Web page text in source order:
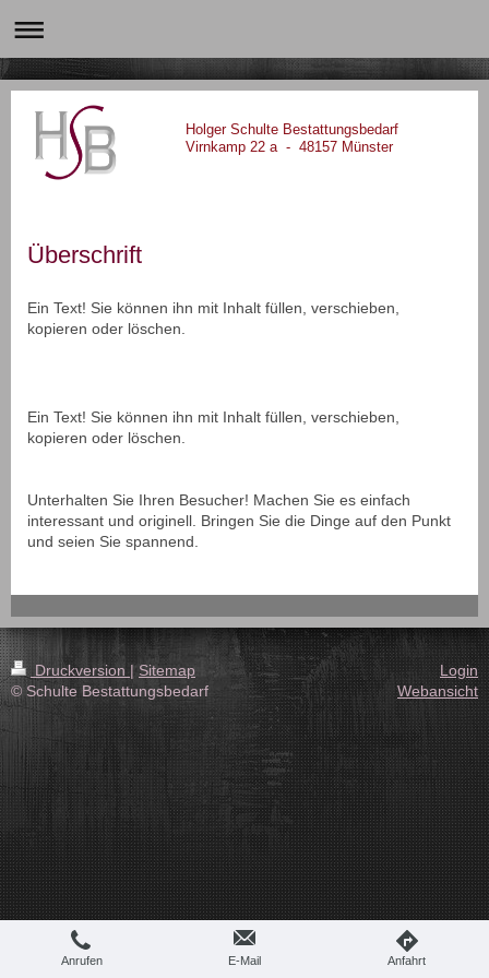
Holger Schulte Bestattungsbedarf
Virnkamp 22 a - 48157 Münster
Überschrift
Ein Text! Sie können ihn mit Inhalt füllen, verschieben,
kopieren oder löschen.
Ein Text! Sie können ihn mit Inhalt füllen, verschieben,
kopieren oder löschen.
Unterhalten Sie Ihren Besucher! Machen Sie es einfach
interessant und originell. Bringen Sie die Dinge auf den Punkt
und seien Sie spannend.
Druckversion | Sitemap
© Schulte Bestattungsbedarf
Login
Webansicht
Anrufen E-Mail Anfahrt